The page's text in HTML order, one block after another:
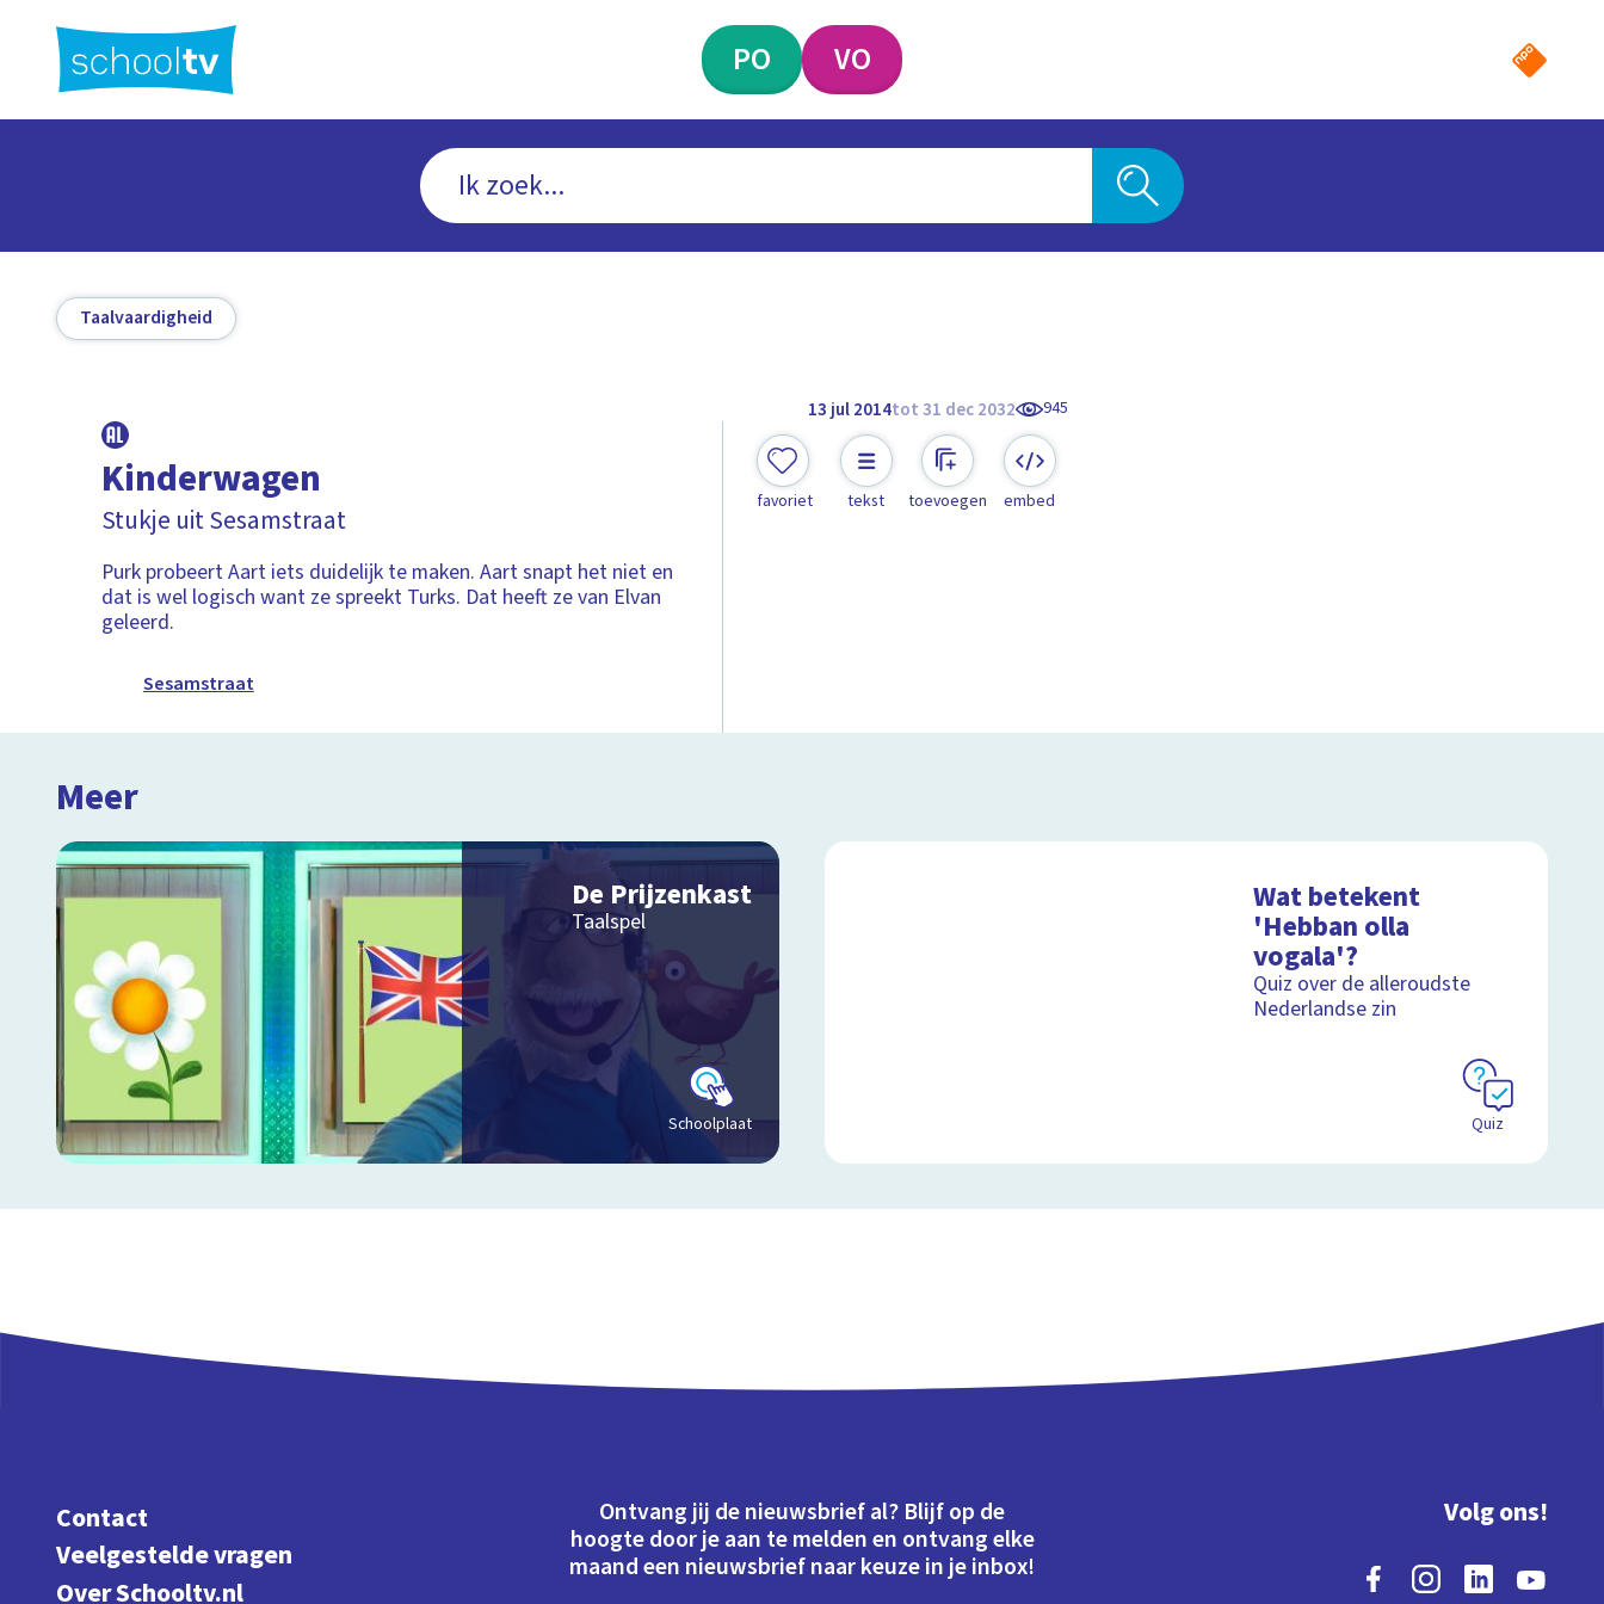
hoofdinhoud
PO VO
Taalvaardigheid
13 jul 2014tot 31 dec 2032 945
Kinderwagen
Stukje uit Sesamstraat
Purk probeert Aart iets duidelijk te maken. Aart snapt het niet en
dat is wel logisch want ze spreekt Turks. Dat heeft ze van Elvan
geleerd.
Sesamstraat
favoriet tekst toevoegen embed
Meer
De Prijzenkast
Taalspel
Schoolplaat
Wat betekent
'Hebban olla
vogala'?
Quiz over de alleroudste
Nederlandse zin
Quiz
Contact
Veelgestelde vragen
Over Schooltv.nl
Ontvang jij de nieuwsbrief al? Blijf op de
hoogte door je aan te melden en ontvang elke
maand een nieuwsbrief naar keuze in je inbox!
Volg ons!